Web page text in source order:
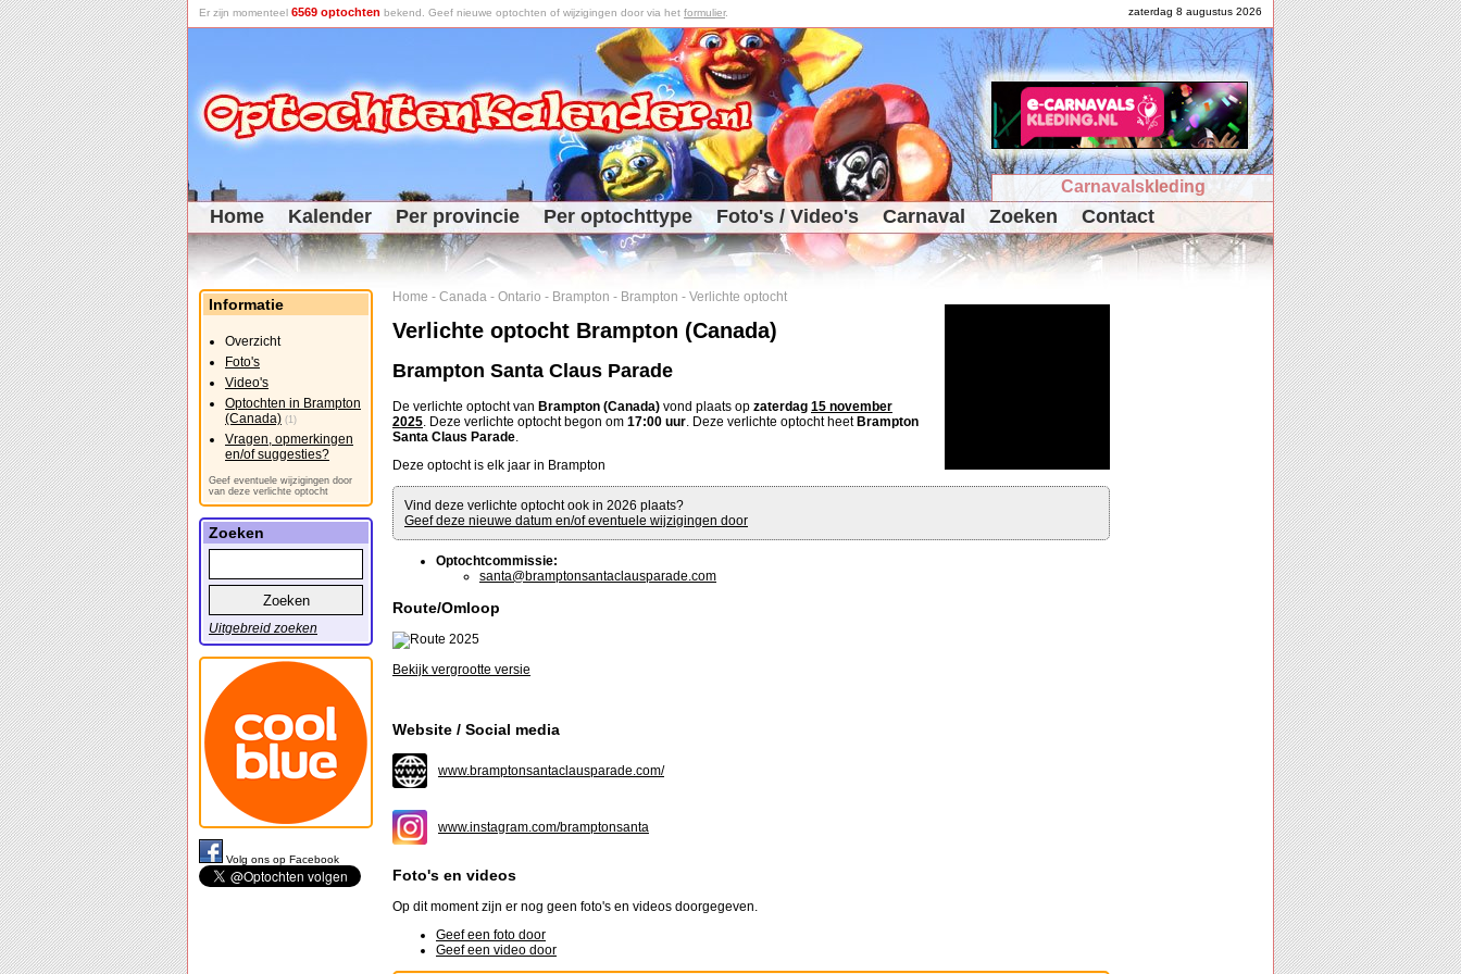
zaterdag 8 augustus 2026
Er zijn momenteel 6569 optochten bekend. Geef nieuwe optochten of wijzigingen door via het formulier.
Carnavalskleding
Home Kalender Per provincie Per optochttype Foto's / Video's Carnaval Zoeken Contact
Home - Canada - Ontario - Brampton - Brampton - Verlichte optocht
Verlichte optocht Brampton (Canada)
Brampton Santa Claus Parade
De verlichte optocht van Brampton (Canada) vond plaats op zaterdag 15 november
2025. Deze verlichte optocht begon om 17:00 uur. Deze verlichte optocht heet Brampton
Santa Claus Parade.
Deze optocht is elk jaar in Brampton
Vind deze verlichte optocht ook in 2026 plaats?
Geef deze nieuwe datum en/of eventuele wijzigingen door
Optochtcommissie:
santa@bramptonsantaclausparade.com
Route/Omloop
Bekijk vergrootte versie
Website / Social media
www.bramptonsantaclausparade.com/
www.instagram.com/bramptonsanta
Foto's en videos
Op dit moment zijn er nog geen foto's en videos doorgegeven.
Geef een foto door
Geef een video door
Informatie
Overzicht
Foto's
Video's
Optochten in Brampton
(Canada) (1)
Vragen, opmerkingen
en/of suggesties?
Geef eventuele wijzigingen door
van deze verlichte optocht
Zoeken
Uitgebreid zoeken
Volg ons op Facebook